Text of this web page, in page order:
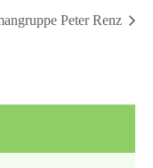
Peter Renz